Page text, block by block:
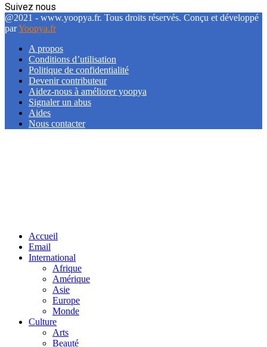
Suivez nous
Facebook
Twitter
Linkedin
@2021 - www.yoopya.fr. Tous droits réservés. Conçu et développé
parYoopya.fr
A propos
Conditions d’utilisation
Politique de confidentialité
Devenir contributeur
Aidez-nous à améliorer yoopya
Signaler un abus
Aides
Nous contacter
Accueil
Email
International
Afrique
Amérique
Asie
Europe
Monde
Culture
Arts
Beauté